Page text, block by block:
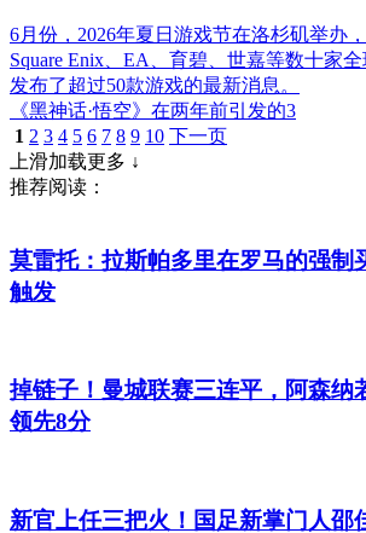
6月份，2026年夏日游戏节在洛杉矶举办
Square Enix、EA、育碧、世嘉等数十家
发布了超过50款游戏的最新消息。
《黑神话·悟空》在两年前引发的3
1 2 3 4 5 6 7 8 9 10 下一页
上滑加载更多 ↓
推荐阅读：
莫雷托：拉斯帕多里在罗马的强制
触发
掉链子！曼城联赛三连平，阿森纳
领先8分
新官上任三把火！国足新掌门人邵